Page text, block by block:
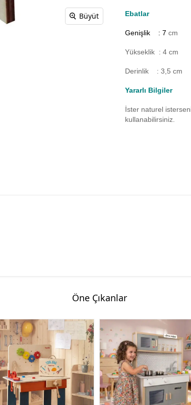
Büyüt Ebatlar
Genişlik : 7cm
Yükseklik : 4 cm
Derinlik : 3,5 cm
Yararlı Bilgiler
İster naturel
kullanabilirsiniz.
Öne Çıkanlar